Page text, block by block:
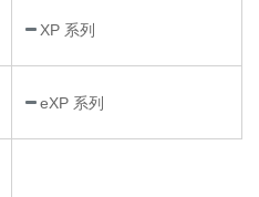
XP 系列
eXP 系列